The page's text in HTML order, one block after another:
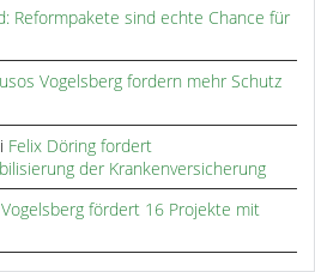
Reformpakete sind echte Chance für
Vogelsberg fordern mehr Schutz
Felix Döring fordert
der Krankenversicherung
Vogelsberg fördert 16 Projekte mit